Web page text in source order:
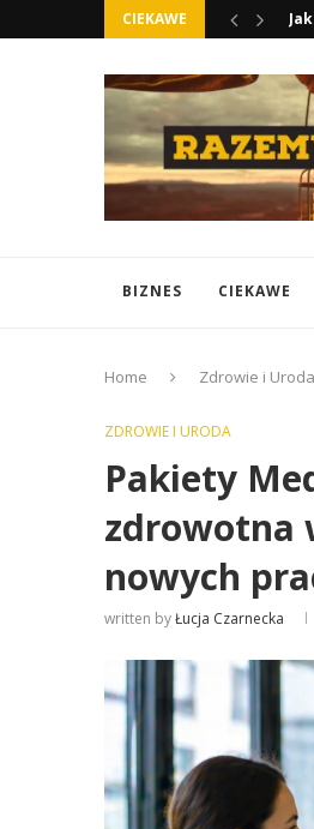
CIEKAWE
BIZNES CIEKAWE
Home Zdrowie i Uroda
ZDROWIE I URODA
Pakiety
zdrowotna
nowych
written byŁucja Czarnecka